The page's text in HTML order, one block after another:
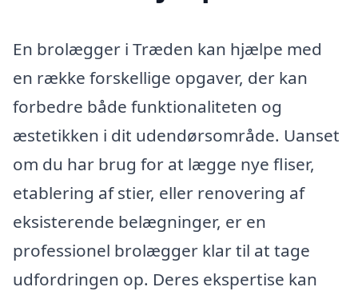
En brolægger i Træden kan hjælpe med
en række forskellige opgaver, der kan
forbedre både funktionaliteten og
æstetikken i dit udendørsområde. Uanset
om du har brug for at lægge nye fliser,
etablering af stier, eller renovering af
eksisterende belægninger, er en
professionel brolægger klar til at tage
udfordringen op. Deres ekspertise kan